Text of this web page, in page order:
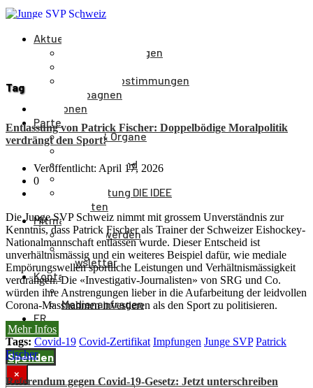
Aktuelles
Medienmitteilungen
Parolen & Abstimmungen
Kampagnen
Positionen
Partei
Aufbau & Organe
Kantone
Parteivorstand
Parteileitung
Parteizeitung DIE IDEE
Statuten
Mitmachen
Mitglied werden
Spenden
Newsletter
Kontakt
Kontakt
Medienanfragen
FR
Spenden
×
Tag
Entlassung von Patrick Fischer: Doppelbödige Moralpolitik
verdrängt den Sport!
Veröffentlicht: April 17, 2026
0
Die Junge SVP Schweiz nimmt mit grossem Unverständnis zur
Kenntnis, dass Patrick Fischer als Trainer der Schweizer Eishockey-
Nationalmannschaft entlassen wurde. Dieser Entscheid ist
unverhältnismässig und ein weiteres Beispiel dafür, wie mediale
Empörungswellen sportliche Leistungen und Verhältnismässigkeit
verdrängen. Die «Investigativ-Journalisten» von SRG und Co.
würden ihre Anstrengungen lieber in die Aufarbeitung der leidvollen
Corona-Massnahmen investieren als den Sport zu politisieren.
Mehr Infos
Tags: Covid-19 Covid-Zertifikat Impfungen Junge SVP Patrick
Fischer
Referendum gegen Covid-19-Gesetz: Jetzt unterschreiben